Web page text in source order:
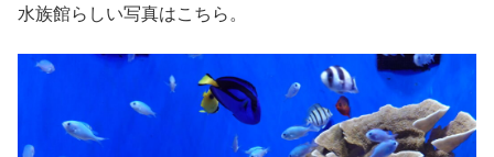
水族館らしい写真はこちら。